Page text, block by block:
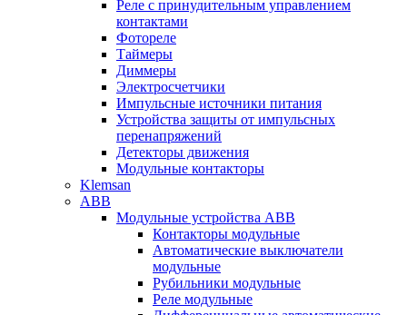
Реле с принудительным управлением
контактами
Фотореле
Таймеры
Диммеры
Электросчетчики
Импульсные источники питания
Устройства защиты от импульсных
перенапряжений
Детекторы движения
Модульные контакторы
Klemsan
ABB
Модульные устройства ABB
Контакторы модульные
Автоматические выключатели
модульные
Рубильники модульные
Реле модульные